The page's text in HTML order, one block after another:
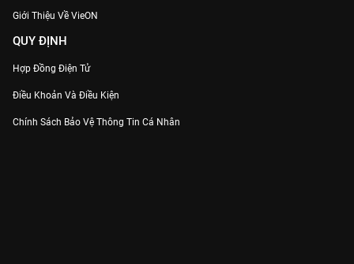
Giới Thiệu Về VieON
QUY ĐỊNH
Hợp Đồng Điện Tử
Điều Khoản Và Điều Kiện
Chính Sách Bảo Vệ Thông Tin Cá Nhân